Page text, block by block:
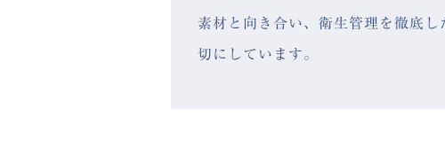
素材と向き合い、衛生管理を徹底
切にしています。